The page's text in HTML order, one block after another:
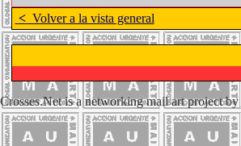
<Volver a la vista general
Crosses.Net is a networking mail art project by